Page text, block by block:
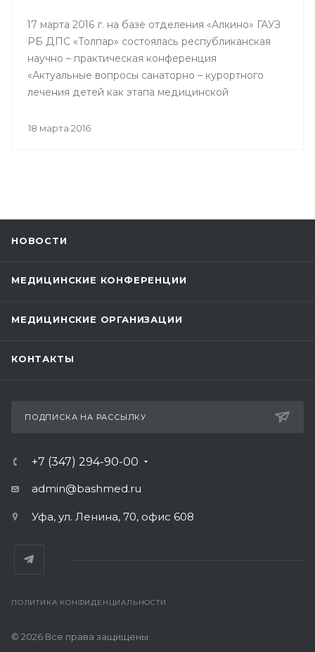
17 марта 2016 г. на базе отделения «Алкино» ГАУЗ
РБ ДПС «Толпар» состоялась республиканская
научно – практическая конференция
«Актуальные вопросы санаторно – курортного
лечения детей как этапа медицинской
санатории», посвященная 80 – летнему юбилею
18 марта 2016
НОВОСТИ
МЕДИЦИНСКИЕ КОНФЕРЕНЦИИ
МЕДИЦИНСКИЕ ОРГАНИЗАЦИИ
КОНТАКТЫ
ПОДПИСКА НА РАССЫЛКУ
+7 (347) 294-90-00
admin@bashmed.ru
Уфа, ул. Ленина, 70, офис 608
ПОЛИТИКА КОНФИДЕНЦИАЛЬНОСТИ
© 2026 Все права защищены.